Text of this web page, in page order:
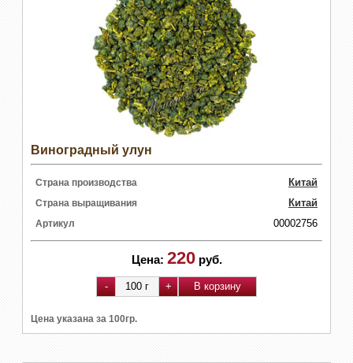
Виноградный улун
Страна производства Китай
Страна выращивания Китай
Артикул 00002756
Цена: 220 руб.
Цена указана за 100гр.